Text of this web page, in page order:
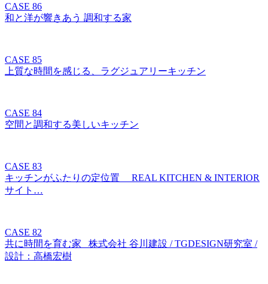
CASE 86
和と洋が響きあう 調和する家
CASE 85
上質な時間を感じる、ラグジュアリーキッチン
CASE 84
空間と調和する美しいキッチン
CASE 83
キッチンがふたりの定位置 REAL KITCHEN & INTERIOR
サイト…
CASE 82
共に時間を育む家 株式会社 谷川建設 / TGDESIGN研究室 /
設計：高橋宏樹